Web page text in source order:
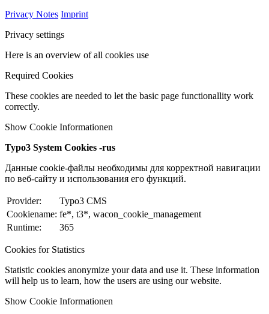
Privacy Notes Imprint
Privacy settings
Here is an overview of all cookies use
Required Cookies
These cookies are needed to let the basic page functionallity work
correctly.
Show Cookie Informationen
Typo3 System Cookies -rus
Данные cookie-файлы необходимы для корректной навигации
по веб-сайту и использования его функций.
Provider:
Typo3 CMS
Cookiename: fe*, t3*, wacon_cookie_management
Runtime:
365
Cookies for Statistics
Statistic cookies anonymize your data and use it. These information
will help us to learn, how the users are using our website.
Show Cookie Informationen